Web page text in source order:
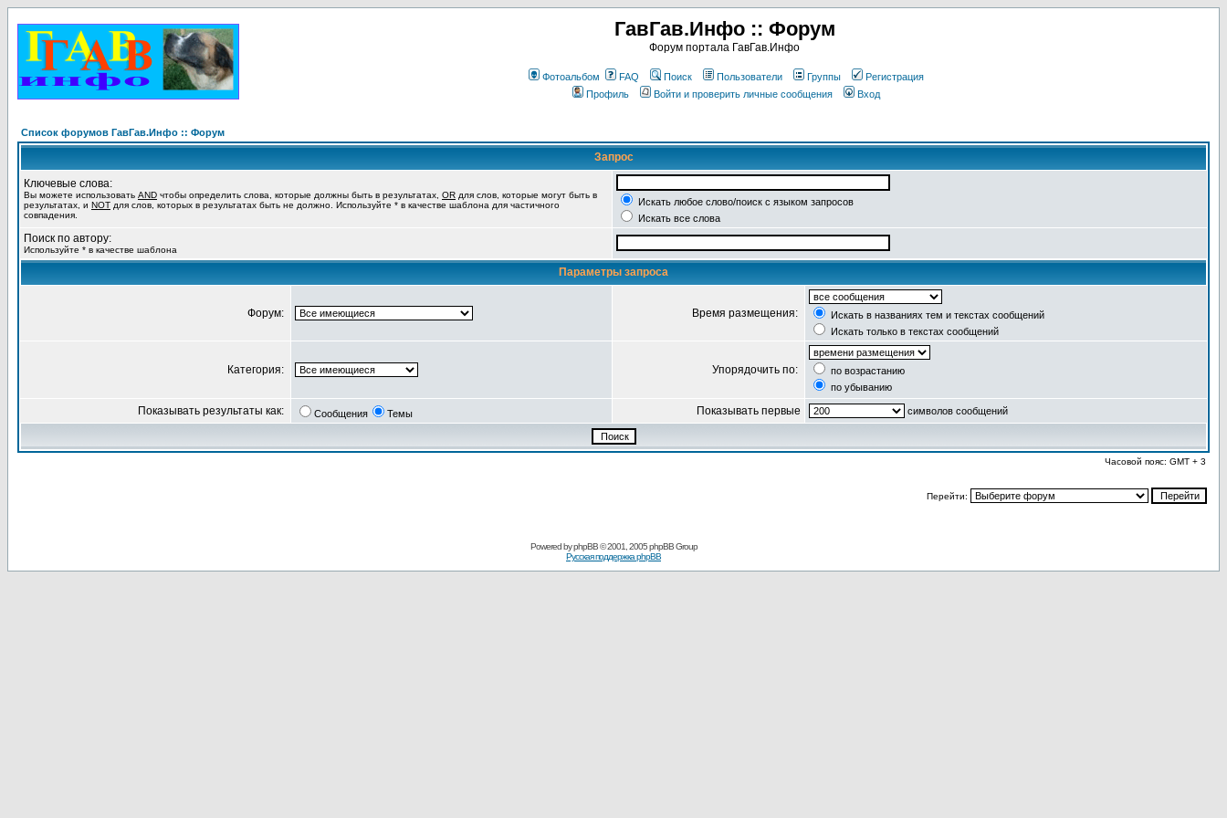
ГавГав.Инфо :: Форум
Форум портала ГавГав.Инфо
Фотоальбом FAQ Поиск Пользователи Группы
Регистрация
Профиль
Войти и проверить личные сообщения Вход
Список форумов ГавГав.Инфо :: Форум
Запрос
Ключевые слова:
Вы можете использовать AND чтобы определить слова, которые должны быть в результатах, OR для слов, которые могут быть в
результатах, и NOT для слов, которых в результатах быть не должно. Используйте * в качестве шаблона для частичного
совпадения.
Искать любое слово/поиск с языком запросов
Искать все слова
Поиск по автору:
Используйте * в качестве шаблона
Параметры запроса
Форум: Время размещения:
Искать в названиях тем и текстах сообщений
Искать только в текстах сообщений
Категория: Упорядочить по:
по возрастанию
по убыванию
Показывать результаты как: Сообщения Темы Показывать первые символов сообщений
Часовой пояс: GMT + 3
Перейти:
Powered byphpBB© 2001, 2005 phpBB Group
Русская поддержка phpBB